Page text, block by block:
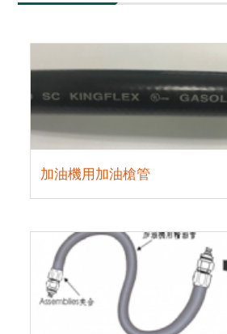
加油機用加油槍管